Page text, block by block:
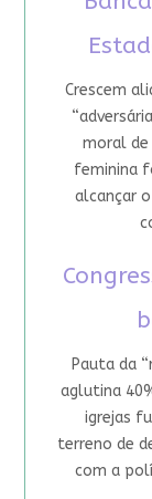
Crescem
moral de
feminina
alcançar
Pauta da
aglutina
igrejas
terreno de
com a